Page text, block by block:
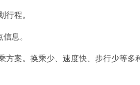
行程。
息。
案。换乘少、速度快、步行少等多